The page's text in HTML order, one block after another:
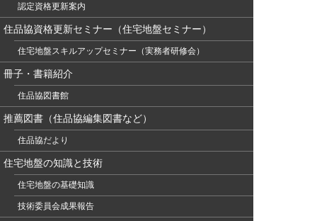
認定資格更新案内
住品協資格更新セミナー（住宅地盤セミナー）
住宅地盤スキルアップセミナー（実務者研修会）
冊子・書籍紹介
住品協図書館
推薦図書（住品協編集図書など）
住品協だより
住宅地盤の知識と技術
住宅地盤の基礎知識
技術委員会成果報告